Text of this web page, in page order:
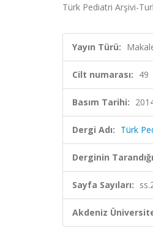
Türk Pediatri Arşivi-
Yayın Türü:
Cilt numarası: 49
Basım Tarihi:
Dergi Adı: Türk
Derginin
Sayfa Sayıları:
Akdeniz